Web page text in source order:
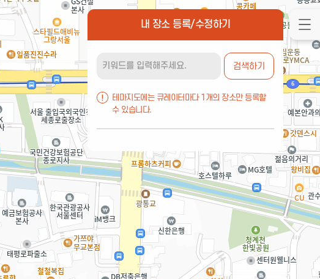
내 장소 등록/수정하기
검색하기
테마지도에는 큐레이터마다 1개의 장소만 등록할
수 있습니다.